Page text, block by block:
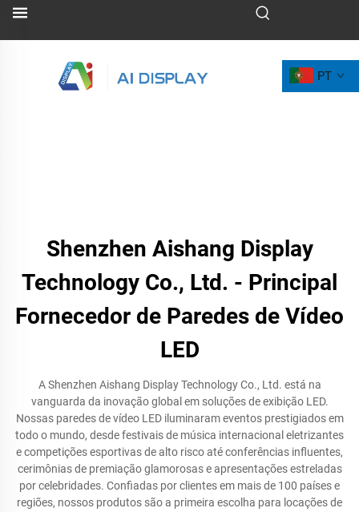
PT
Shenzhen Aishang Display
Technology Co., Ltd. - Principal
Fornecedor de Paredes de Vídeo
LED
A Shenzhen Aishang Display Technology Co., Ltd. está na
vanguarda da inovação global em soluções de exibição LED.
Nossas paredes de vídeo LED iluminaram eventos prestigiados em
todo o mundo, desde festivais de música internacional eletrizantes
e competições esportivas de alto risco até conferências influentes,
cerimônias de premiação glamorosas e apresentações estreladas
por celebridades. Confiadas por clientes em mais de 100 países e
regiões, nossos produtos são a primeira escolha para locações de